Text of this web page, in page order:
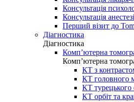
Консультація
Консультація
Перший візит до
Діагностика
Діагностика
Комп’ютерна
Комп’ютерна
КТ з
КТ головного
КТ турецького
КТ орбіт та